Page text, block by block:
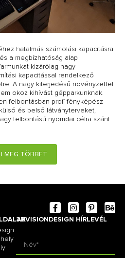
hatalmás számolási kapacitásra
a megbízhatóság alap
kizárólag nagy
kapacitással rendelkező
A nagy kiterjedésű növényzettel
okoz kihívást gépparkunknak.
felbontásban profi fényképész
és belső látványterveket,
felbontású nyomdai célra szánt
MEG TÖBBET
3DVISIONDESIGN HÍRLEVÉL